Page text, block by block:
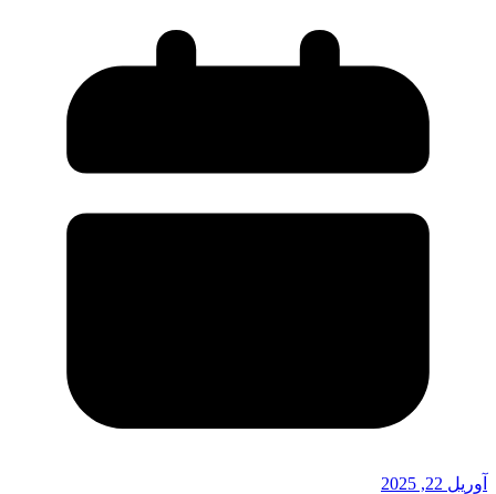
آوریل 22, 2025